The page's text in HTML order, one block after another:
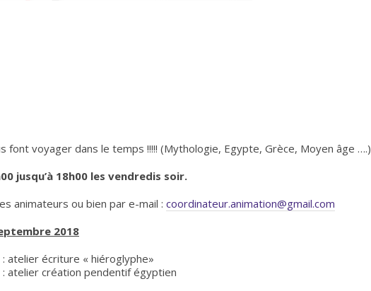
font voyager dans le temps !!!!! (Mythologie, Egypte, Grèce, Moyen âge ….)
jusqu’à 18h00 les vendredis soir.
animateurs ou bien par e-mail : coordinateur.animation@gmail.com
2018
atelier écriture « hiéroglyphe»
atelier création pendentif égyptien